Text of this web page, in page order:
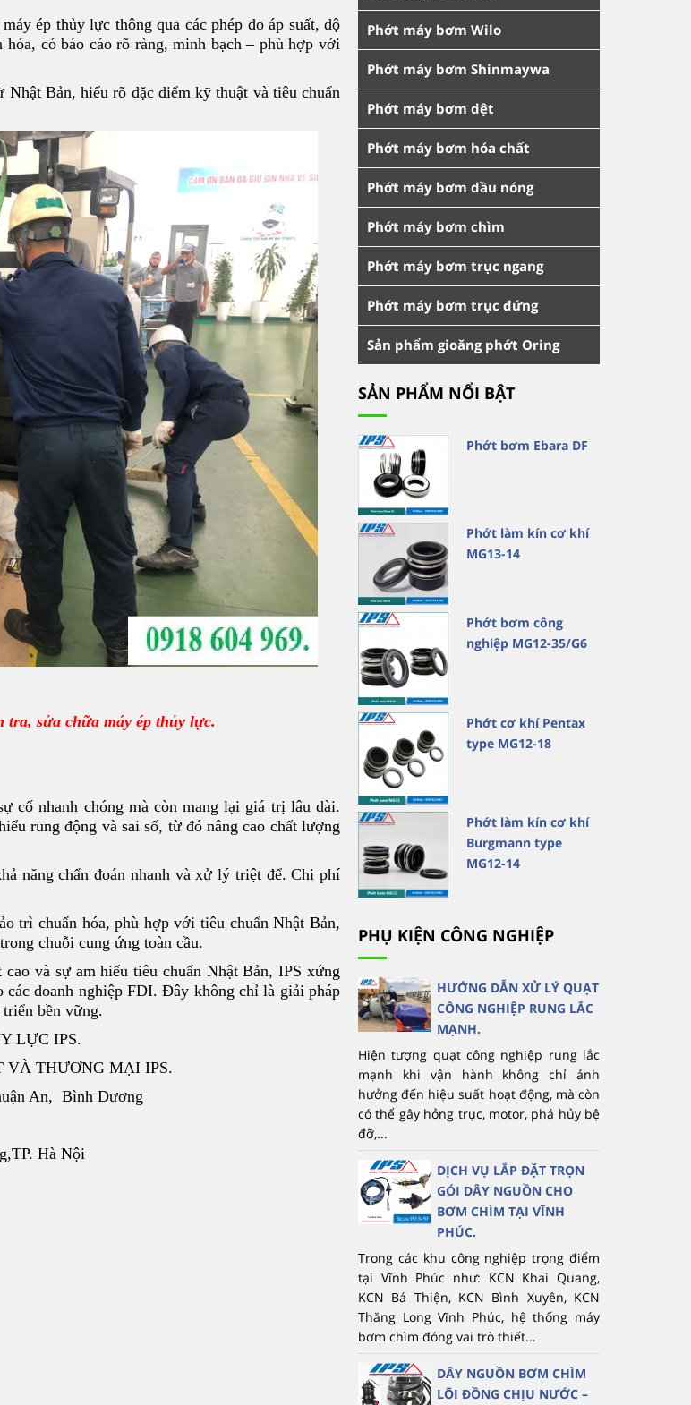
ép thủy lực thông qua các phép đo áp suất, độ
có báo cáo rõ ràng, minh bạch – phù hợp với
Bản, hiểu rõ đặc điểm kỹ thuật và tiêu chuẩn
sửa chữa máy ép thủy lực.
cố nhanh chóng mà còn mang lại giá trị lâu dài.
rung động và sai số, từ đó nâng cao chất lượng
năng chẩn đoán nhanh và xử lý triệt để. Chi phí
trì chuẩn hóa, phù hợp với tiêu chuẩn Nhật Bản,
chuỗi cung ứng toàn cầu.
và sự am hiểu tiêu chuẩn Nhật Bản, IPS xứng
doanh nghiệp FDI. Đây không chỉ là giải pháp
bền vững.
LỰC IPS.
VÀ THƯƠNG MẠI IPS.
An, Bình Dương
Hà Nội
Phớt máy bơm Wilo
Phớt máy bơm Shinmaywa
Phớt máy bơm dệt
Phớt máy bơm hóa chất
Phớt máy bơm dầu nóng
Phớt máy bơm chìm
Phớt máy bơm trục ngang
Phớt máy bơm trục đứng
Sản phẩm gioăng phớt Oring
SẢN PHẨM NỔI BẬT
Phớt bơm Ebara DF
Phớt làm kín cơ khí
MG13-14
Phớt bơm công
nghiệp MG12-35/G6
Phớt cơ khí Pentax
type MG12-18
Phớt làm kín cơ khí
Burgmann type
MG12-14
PHỤ KIỆN CÔNG NGHIỆP
HƯỚNG DẪN XỬ LÝ QUẠT
CÔNG NGHIỆP RUNG LẮC
MẠNH.
Hiện tượng quạt công nghiệp rung lắc
mạnh khi vận hành không chỉ ảnh
hưởng đến hiệu suất hoạt động, mà còn
có thể gây hỏng trục, motor, phá hủy bệ
đỡ,...
DỊCH VỤ LẮP ĐẶT TRỌN
GÓI DÂY NGUỒN CHO
BƠM CHÌM TẠI VĨNH
PHÚC.
Trong các khu công nghiệp trọng điểm
tại Vĩnh Phúc như: KCN Khai Quang,
KCN Bá Thiện, KCN Bình Xuyên, KCN
Thăng Long Vĩnh Phúc, hệ thống máy
bơm chìm đóng vai trò thiết...
DÂY NGUỒN BƠM CHÌM
LÕI ĐỒNG CHỊU NƯỚC –